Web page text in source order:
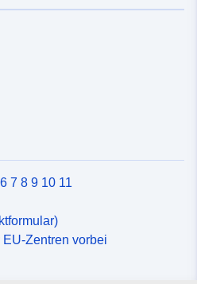
7 8 9 10 11
EU-Zentren vorbei